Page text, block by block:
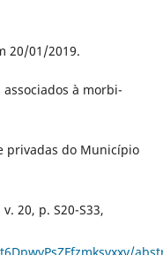
20/01/2019.
associados à morbi-
privadas do Município
20, p. S20-S33,